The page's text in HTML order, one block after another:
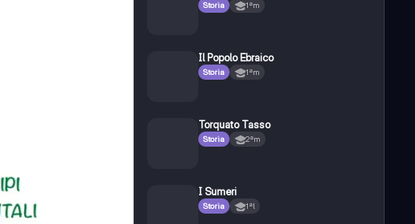
Storia 1ªm
Il Popolo Ebraico
Storia 1ªm
Torquato Tasso
Storia 2ªm
I Sumeri
Storia 1ªl